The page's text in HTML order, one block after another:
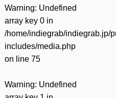
Warning: Undefined
array key 0 in
/home/indiegrab/indiegrab.jp/
includes/media.php
on line 75
Warning: Undefined